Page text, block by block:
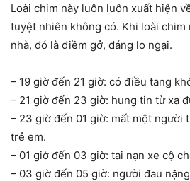
Loài chim này luôn luôn xuất hiện
tuyệt nhiên không có. Khi loài chim
nhà, đó là điềm gở, đáng lo ngại.
– 19 giờ đến 21 giờ: có điều tang
– 21 giờ đến 23 giờ: hung tin từ xa
– 23 giờ đến 01 giờ: mất một người
trẻ em.
– 01 giờ đến 03 giờ: tai nạn xe cộ
– 03 giờ đến 05 giờ: người đau